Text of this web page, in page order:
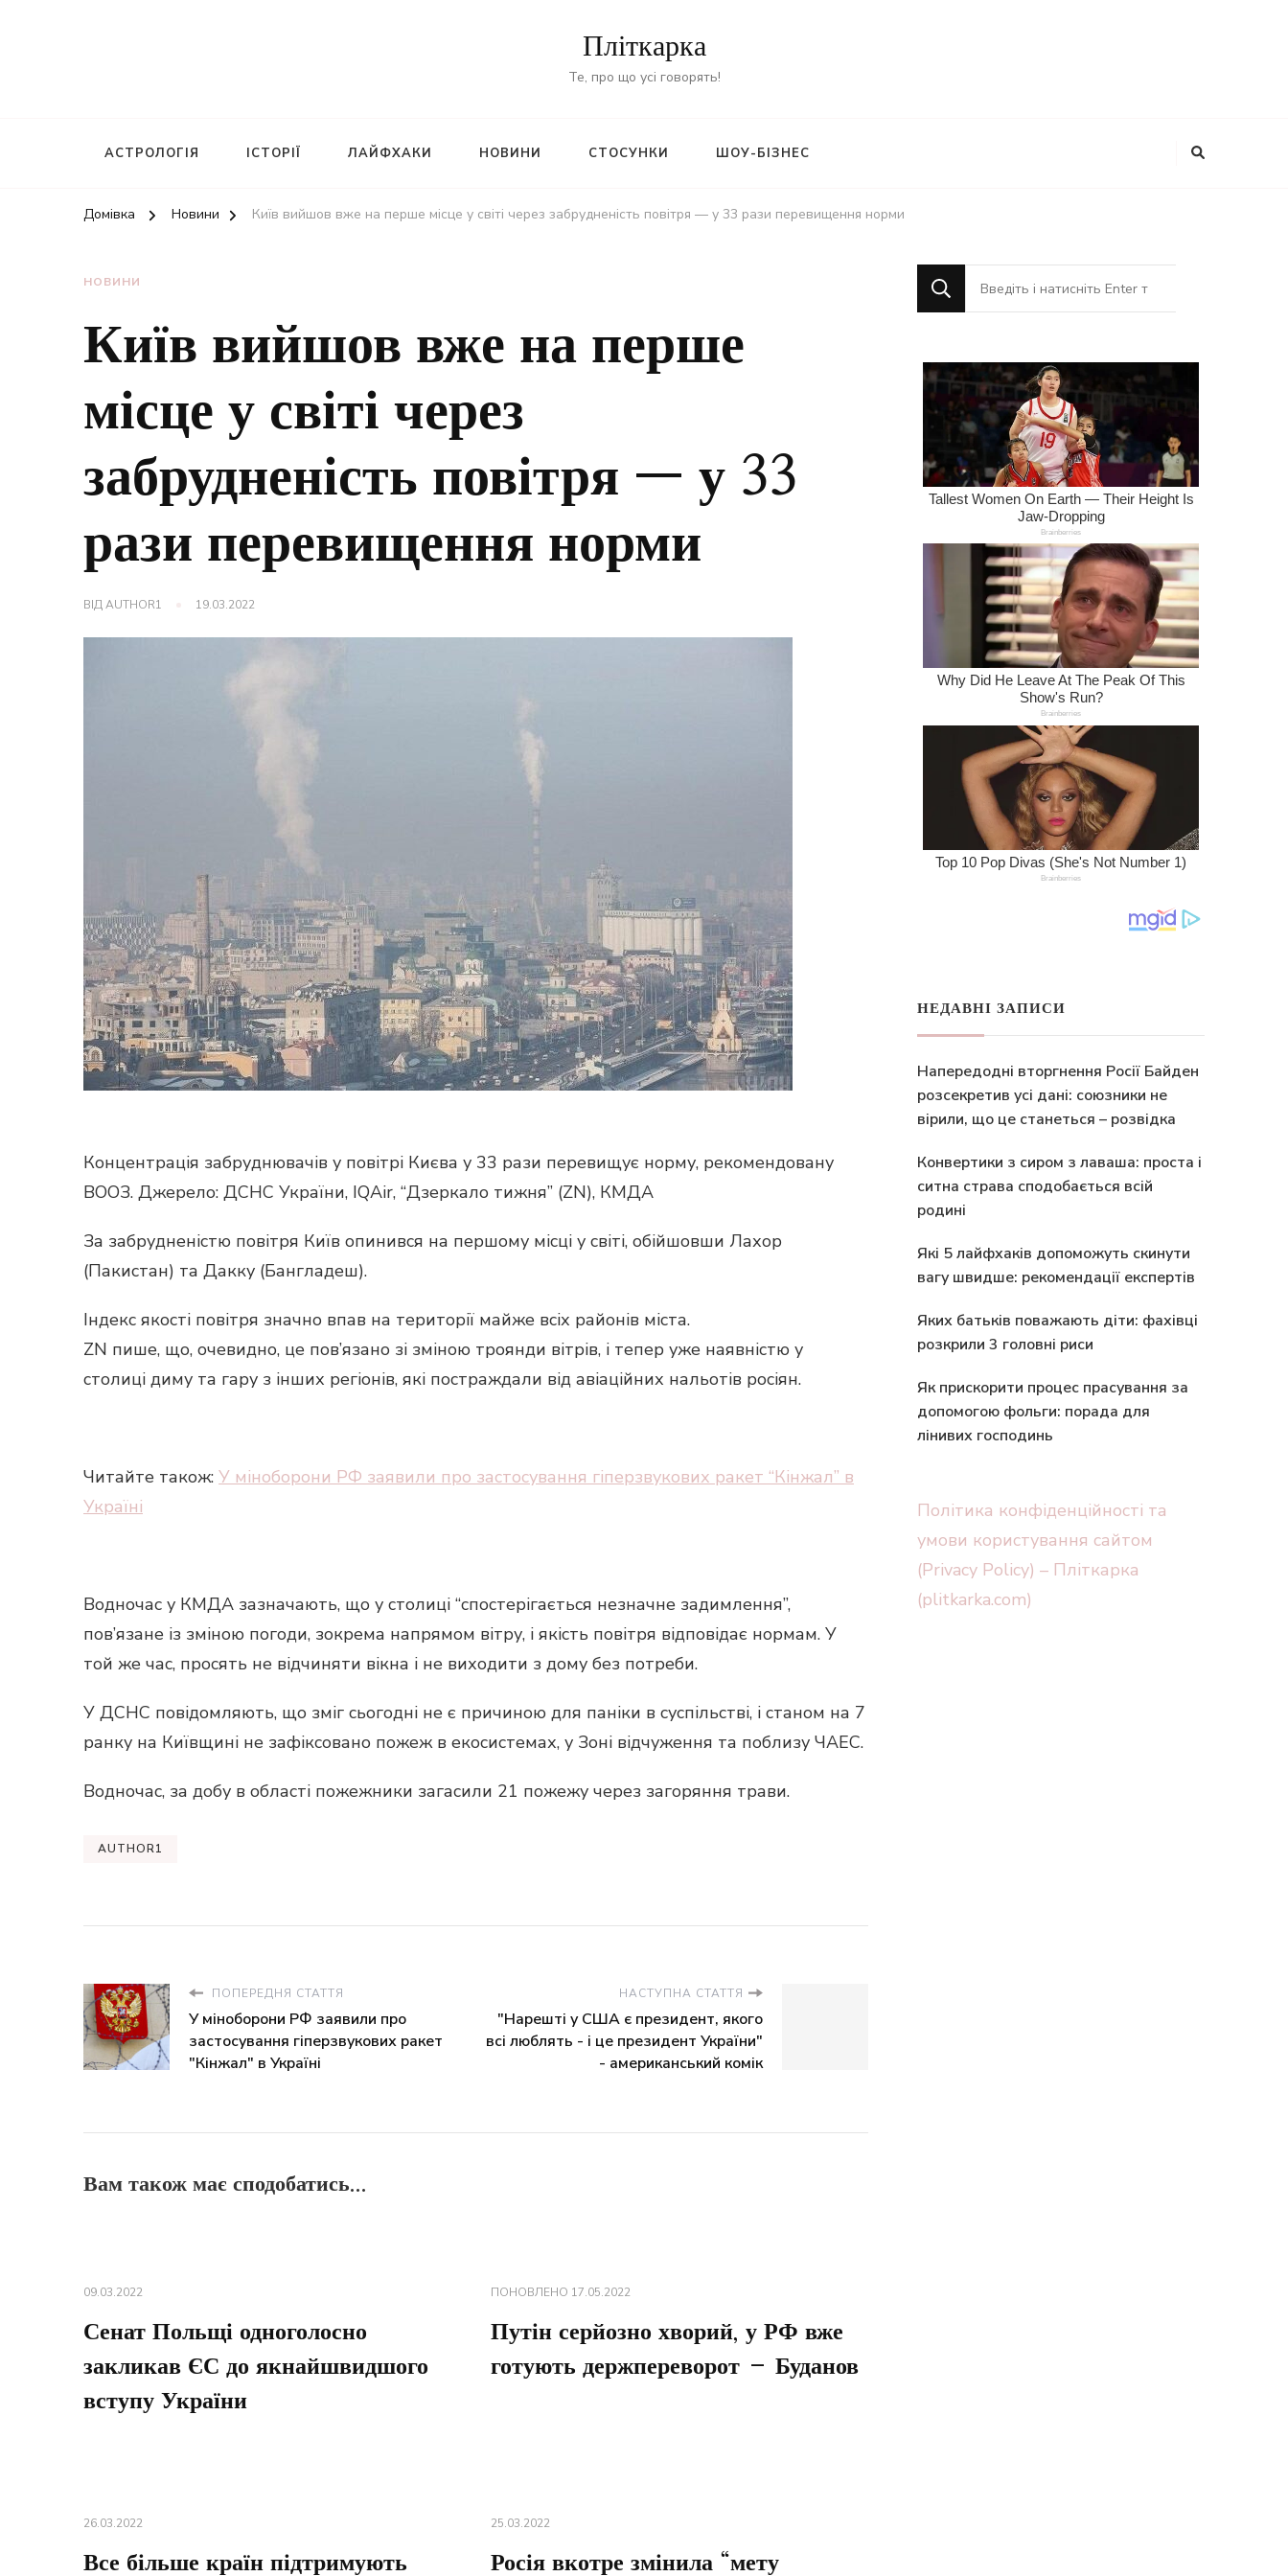
Пліткарка
Те, про що усі говорять!
АСТРОЛОГІЯ ІСТОРІЇ ЛАЙФХАКИ НОВИНИ СТОСУНКИ ШОУ-БІЗНЕС
Домівка Новини Київ вийшов вже на перше місце у світі через забрудненість повітря — у 33 рази перевищення норми
НОВИНИ
Київ вийшов вже на перше
місце у світі через
забрудненість повітря — у 33
рази перевищення норми
ВІДAUTHOR1 19.03.2022
Концентрація забруднювачів у повітрі Києва у 33 рази перевищує норму, рекомендовану
ВООЗ. Джерело: ДСНС України, IQAir, “Дзеркало тижня” (ZN), КМДА
За забрудненістю повітря Київ опинився на першому місці у світі, обійшовши Лахор
(Пакистан) та Дакку (Бангладеш).
Індекс якості повітря значно впав на території майже всіх районів міста.
ZN пише, що, очевидно, це пов’язано зі зміною троянди вітрів, і тепер уже наявністю у
столиці диму та гару з інших регіонів, які постраждали від авіаційних нальотів росіян.
Читайте також: У міноборони РФ заявили про застосування гіперзвукових ракет “Кінжал” в
Україні
Водночас у КМДА зазначають, що у столиці “спостерігається незначне задимлення”,
пов’язане із зміною погоди, зокрема напрямом вітру, і якість повітря відповідає нормам. У
той же час, просять не відчиняти вікна і не виходити з дому без потреби.
У ДСНС повідомляють, що зміг сьогодні не є причиною для паніки в суспільстві, і станом на 7
ранку на Київщині не зафіксовано пожеж в екосистемах, у Зоні відчуження та поблизу ЧАЕС.
Водночас, за добу в області пожежники загасили 21 пожежу через загоряння трави.
AUTHOR1
ПОПЕРЕДНЯ СТАТТЯ
У міноборони РФ заявили про
застосування гіперзвукових ракет
"Кінжал" в Україні
НАСТУПНА СТАТТЯ
"Нарешті у США є президент, якого
всі люблять - і це президент України"
- американський комік
Вам також має сподобатись...
09.03.2022
Сенат Польщі одноголосно
закликав ЄС до якнайшвидшого
вступу України
ПОНОВЛЕНО 17.05.2022
Путін серйозно хворий, у РФ вже
готують держпереворот – Буданов
26.03.2022
Все більше країн підтримують
25.03.2022
Росія вкотре змінила “мету
Шукаєте
щось?
НЕДАВНІ ЗАПИСИ
Напередодні вторгнення Росії Байден
розсекретив усі дані: союзники не
вірили, що це станеться – розвідка
Конвертики з сиром з лаваша: проста і
ситна страва сподобається всій
родині
Які 5 лайфхаків допоможуть скинути
вагу швидше: рекомендації експертів
Яких батьків поважають діти: фахівці
розкрили 3 головні риси
Як прискорити процес прасування за
допомогою фольги: порада для
лінивих господинь
Політика конфіденційності та
умови користування сайтом
(Privacy Policy) – Пліткарка
(plitkarka.com)